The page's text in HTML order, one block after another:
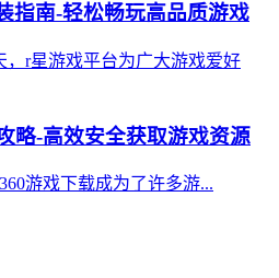
指南-轻松畅玩高品质游戏
r星游戏平台为广大游戏爱好
略-高效安全获取游戏资源
游戏下载成为了许多游...